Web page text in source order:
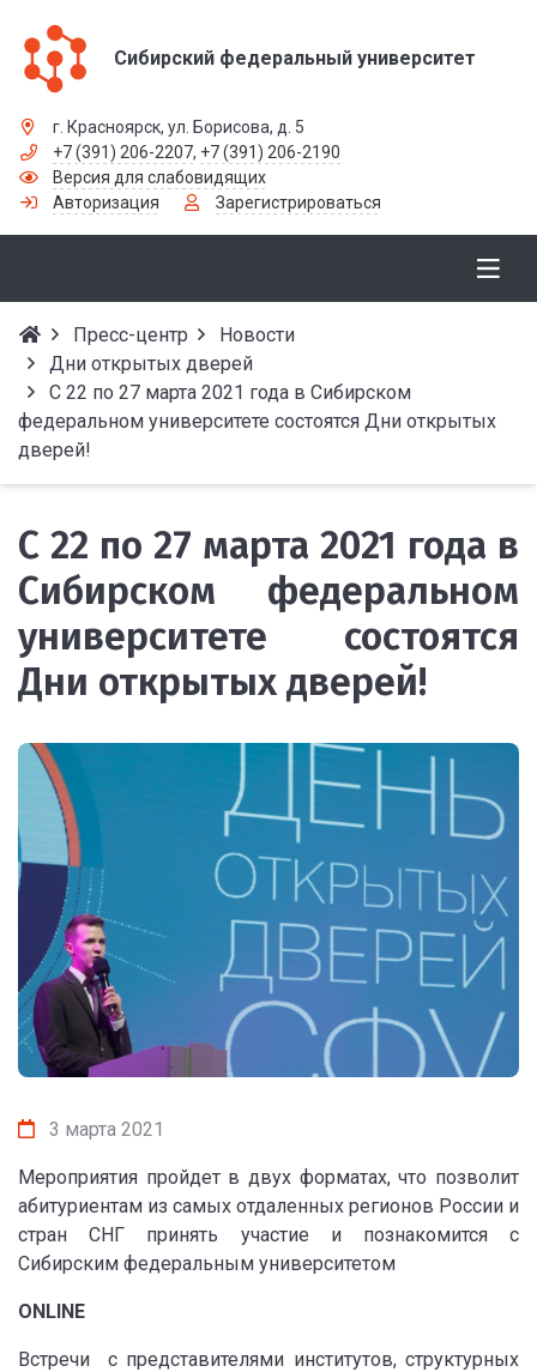
Сибирский федеральный университет
г. Красноярск, ул. Борисова, д. 5
+7 (391) 206-2207, +7 (391) 206-2190
Версия для слабовидящих
Авторизация
Зарегистрироваться
Пресс-центр
Новости
Дни открытых дверей
С 22 по 27 марта 2021 года в Сибирском
федеральном университете состоятся Дни открытых
дверей!
С 22 по 27 марта 2021 года в
Сибирском федеральном
университете состоятся
Дни открытых дверей!
3 марта 2021
Мероприятия пройдет в двух форматах, что позволит
абитуриентам из самых отдаленных регионов России и
стран СНГ принять участие и познакомится с
Сибирским федеральным университетом
ONLINE
Встречи с представителями институтов, структурных